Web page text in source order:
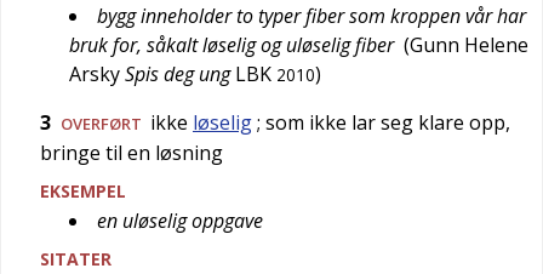
bygg inneholder to typer fiber som kroppen vår har
bruk for, såkalt løselig og uløselig fiber (Gunn Helene
ArskySpis deg ung LBK 2010)
3 OVERFØRT ikke løselig; som ikke lar seg klare opp,
bringe til en løsning
EKSEMPEL
en uløselig oppgave
SITATER